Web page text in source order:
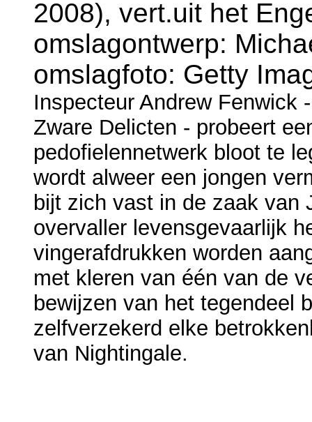
2008), vert.uit het
omslagontwerp:
omslagfoto: Getty
Inspecteur Andrew Fenwick
Zware Delicten - probeert
pedofielennetwerk bloot te
wordt alweer een jongen
bijt zich vast in de zaak van
overvaller levensgevaarlijk
vingerafdrukken worden
met kleren van één van de
bewijzen van het tegendeel
zelfverzekerd elke
van Nightingale.